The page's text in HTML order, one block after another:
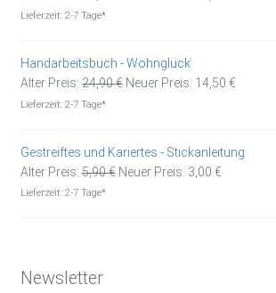
Lieferzeit: 2-7 Tage*
Handarbeitsbuch - Wohnglück
Alter Preis: 24,90€ Ursprünglicher
Neuer Preis: 14,50 €Aktueller
Lieferzeit: 2-7 Tage*
Gestreiftes und Kariertes - Stickanleitung
Alter Preis: 5,90€ Ursprünglicher
Neuer Preis: 3,00 €Aktueller
Lieferzeit: 2-7 Tage*
Newsletter